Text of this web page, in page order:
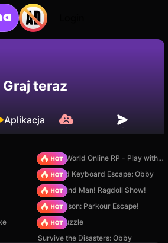
Nie
Graj teraz
Aplikacja
Sprunki World Online RP - Play with Friends!
+1 Speed Keyboard Escape: Obby
Playground Man! Ragdoll Show!
Barry Prison: Parkour Escape!
Arrow Puzzle
Survive the Disasters: Obby